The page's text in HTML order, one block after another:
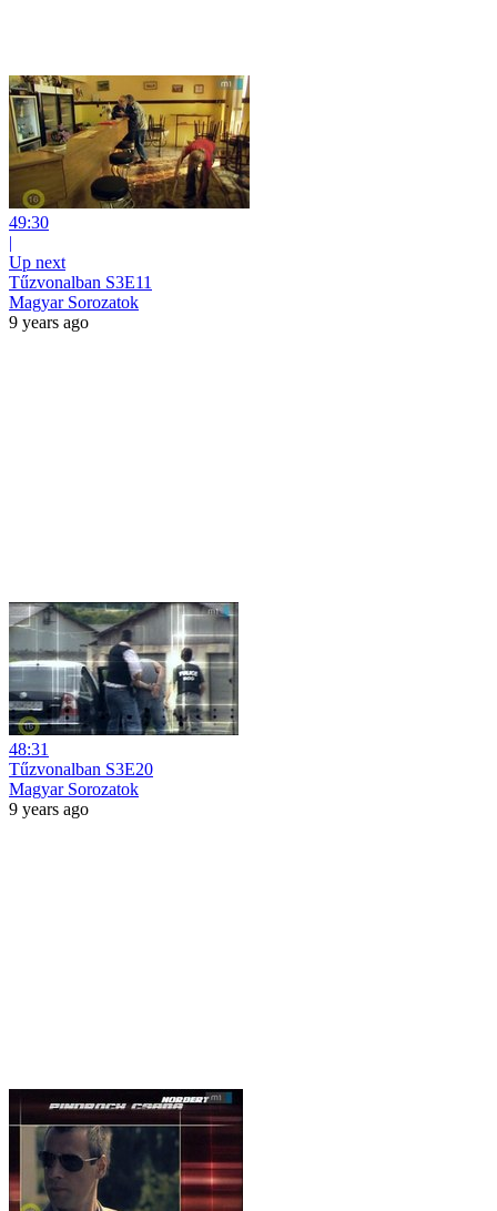
49:30
|
Up next
Tűzvonalban S3E11
Magyar Sorozatok
9 years ago
48:31
Tűzvonalban S3E20
Magyar Sorozatok
9 years ago